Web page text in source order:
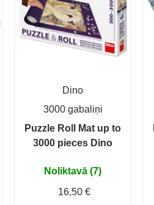
Dino
3000 gabaliņi
Puzzle Roll Mat up to
3000 pieces Dino
Noliktavā (7)
16,50 €